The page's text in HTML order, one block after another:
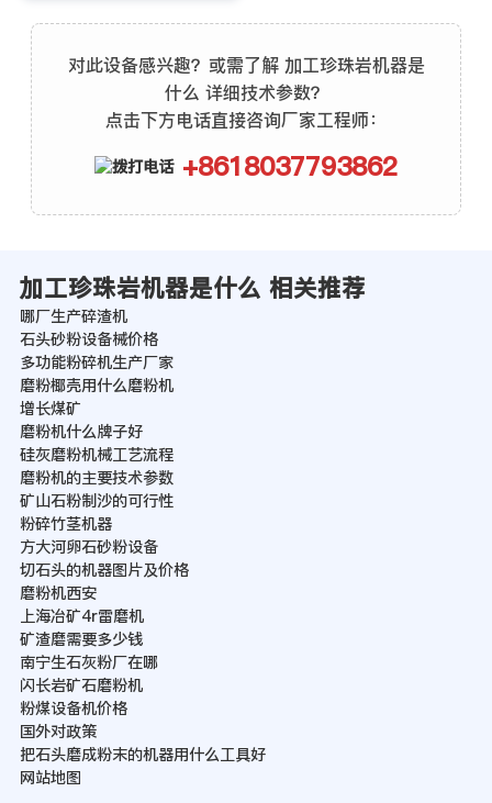
对此设备感兴趣？或需了解 加工珍珠岩机器是
什么 详细技术参数？
点击下方电话直接咨询厂家工程师：
+8618037793862
加工珍珠岩机器是什么 相关推荐
哪厂生产碎渣机
石头砂粉设备械价格
多功能粉碎机生产厂家
磨粉椰壳用什么磨粉机
增长煤矿
磨粉机什么牌子好
硅灰磨粉机械工艺流程
磨粉机的主要技术参数
矿山石粉制沙的可行性
粉碎竹茎机器
方大河卵石砂粉设备
切石头的机器图片及价格
磨粉机西安
上海冶矿4r雷磨机
矿渣磨需要多少钱
南宁生石灰粉厂在哪
闪长岩矿石磨粉机
粉煤设备机价格
国外对政策
把石头磨成粉末的机器用什么工具好
网站地图